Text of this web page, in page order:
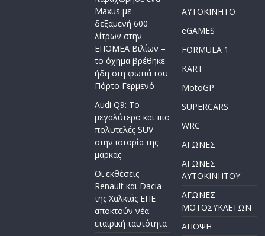
Maxus με
δεξαμενή 600
λίτρων στην
ΕΠΟΜΕΑ Βιλίων –
το όχημα βρέθηκε
ήδη στη φωτιά του
Πόρτο Γερμενό
Audi Q9: Το
μεγαλύτερο και πιο
πολυτελές SUV
στην ιστορία της
μάρκας
Οι εκθέσεις
Renault και Dacia
της Χαλκιάς ΕΠΕ
αποκτούν νέα
εταιρική ταυτότητα
AYTOKINHTO
eGAMES
FORMULA 1
KART
MotoGP
SUPERCARS
WRC
ΑΓΩΝΕΣ
ΑΓΩΝΕΣ
AYTOKINHTOY
ΑΓΩΝΕΣ
ΜΟΤΟΣΥΚΛΕΤΩΝ
ΑΠΟΨΗ